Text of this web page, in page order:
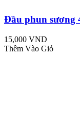
Đầu phun sương
15,000 VND
Thêm Vào Giỏ